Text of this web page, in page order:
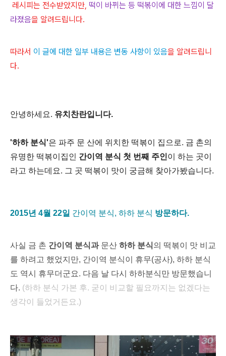
레시피는 전수받았지만, 떡이 바뀌는 등 떡볶이에 대한 느낌이 달
라졌음을 알려드립니다.
따라서 이 글에 대한 일부 내용은 변동 사항이 있음을 알려드립니
다.
안녕하세요. 유치찬란입니다.
'하하 분식'은 파주 문 산에 위치한 떡볶이 집으로. 금 촌의
유명한 떡볶이집인 간이역 분식 첫 번째 주인이 하는 곳이
라고 하는데요. 그 곳 떡볶이 맛이 궁금해 찾아가봤습니다.
2015년 4월 22일 간이역 분식, 하하 분식 방문하다.
사실 금 촌 간이역 분식과문산 하하 분식의 떡볶이 맛 비교
를 하려고 했었지만, 간이역 분식이 휴무(공사), 하하 분식
도 역시 휴무더군요. 다음 날 다시 하하분식만 방문했습니
다. (하하 분식 가본 후. 굳이 비교할 필요까지는 없겠다는
생각이 들었거든요.)